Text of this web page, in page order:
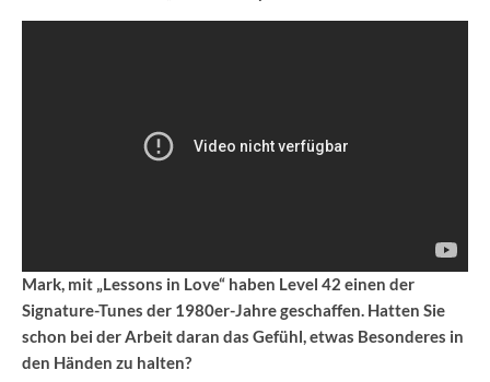
Mark, mit „Lessons in Love“ haben Level 42 einen der
Signature-Tunes der 1980er-Jahre geschaffen. Hatten Sie
schon bei der Arbeit daran das Gefühl, etwas Besonderes in
den Händen zu halten?